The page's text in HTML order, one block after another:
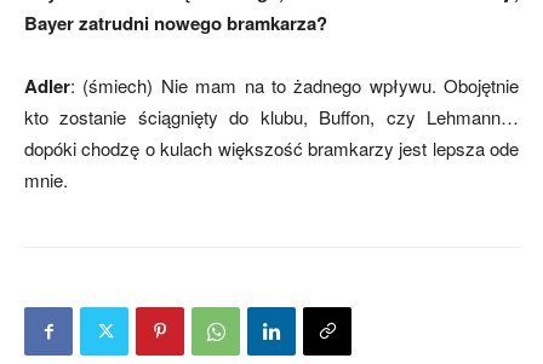
Bayer zatrudni nowego bramkarza?
Adler: (śmiech) Nie mam na to żadnego wpływu. Obojętnie
kto zostanie ściągnięty do klubu, Buffon, czy Lehmann…
dopóki chodzę o kulach większość bramkarzy jest lepsza ode
mnie.